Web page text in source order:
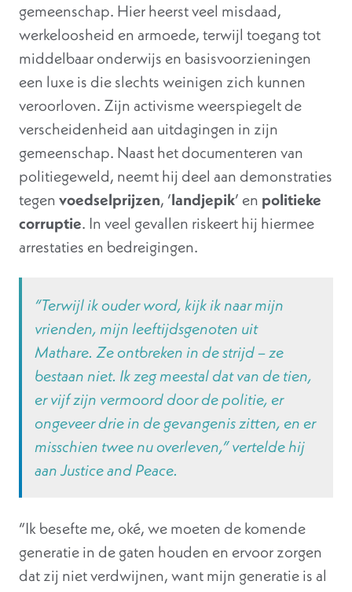
gemeenschap. Hier heerst veel misdaad,
werkeloosheid en armoede, terwijl toegang tot
middelbaar onderwijs en basisvoorzieningen
een luxe is die slechts weinigen zich kunnen
veroorloven. Zijn activisme weerspiegelt de
verscheidenheid aan uitdagingen in zijn
gemeenschap. Naast het documenteren van
politiegeweld, neemt hij deel aan demonstraties
tegenvoedselprijzen, ‘landjepik’ en politieke
corruptie. In veel gevallen riskeert hij hiermee
arrestaties en bedreigingen.
“Terwijl ik ouder word, kijk ik naar mijn
vrienden, mijn leeftijdsgenoten uit
Mathare. Ze ontbreken in de strijd – ze
bestaan niet. Ik zeg meestal dat van de tien,
er vijf zijn vermoord door de politie, er
ongeveer drie in de gevangenis zitten, en er
misschien twee nu overleven,” vertelde hij
aan Justice and Peace.
“Ik besefte me, oké, we moeten de komende
generatie in de gaten houden en ervoor zorgen
dat zij niet verdwijnen, want mijn generatie is al